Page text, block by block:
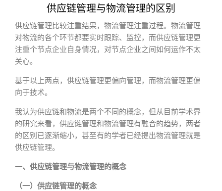
供应链管理与物流管理的区别
供应链管理比较注重结果，物流管理注重过程。物流管理
对物流的各个环节都要实时跟踪、监控，而供应链管理更
注重个节点企业自身情况，对节点企业之间如何运作不太
关心。
基于以上两点，供应链管理更偏向管理，而物流管理更偏
向于技术。
我认为供应链和物流是两个不同的概念，但从目前学术界
的研究来看，供应链管理和物流管理有融合的趋势，两者
的区别已逐渐缩小，甚至有的学者已经提出物流管理就是
供应链管理。
一、供应链管理与物流管理的概念
（一）供应链管理的概念